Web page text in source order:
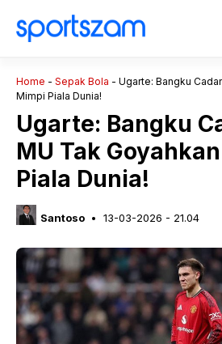
Home - Sepak Bola - Ugarte: Bangku
Mimpi Piala Dunia!
Ugarte: Bangku
MU Tak
Piala Dunia!
Santoso 13-03-2026 - 21.04